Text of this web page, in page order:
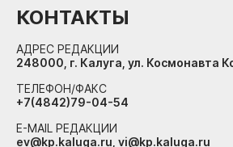
КОНТАКТЫ
АДРЕС РЕДАКЦИИ
248000, г. Калуга, ул. Космонавта
ТЕЛЕФОН/ФАКС
+7(4842)79-04-54
E-MAIL РЕДАКЦИИ
ev@kp.kaluga.ru, vi@kp.kaluga.ru